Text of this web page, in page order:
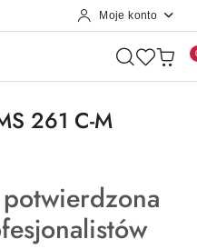
Moje konto
261 C-M